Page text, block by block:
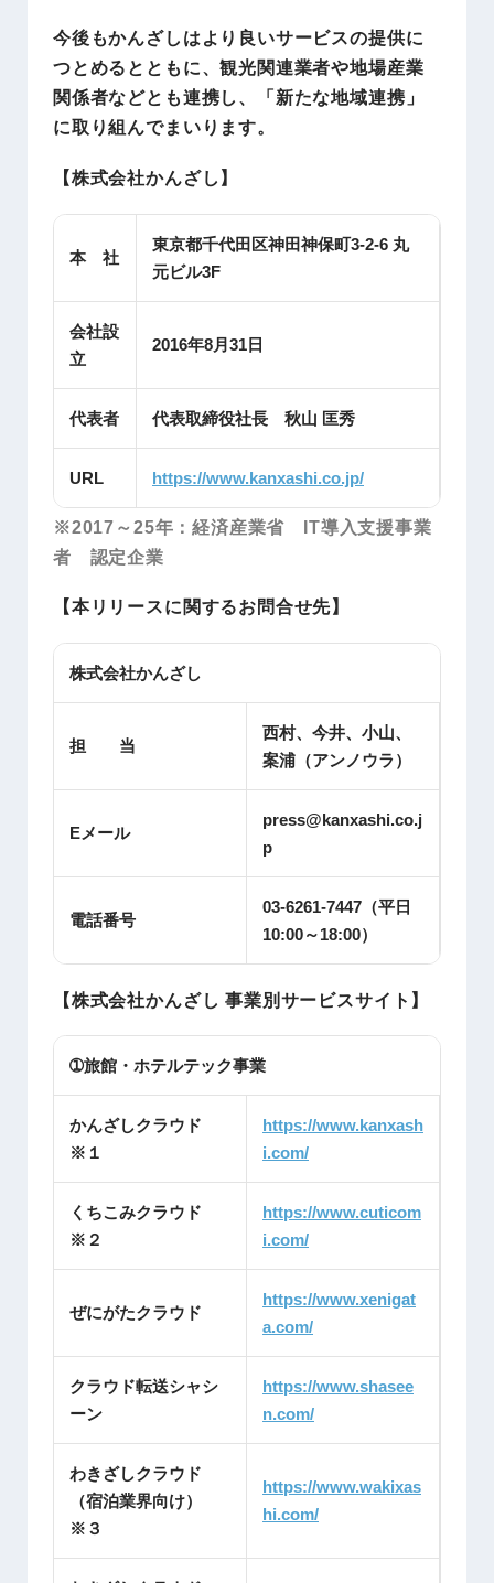
今後もかんざしはより良いサービスの提供に
つとめるとともに、観光関連業者や地場産業
関係者などとも連携し、「新たな地域連携」
に取り組んでまいります。
【株式会社かんざし】
本 社
東京都千代田区神田神保町3-2-6 丸
元ビル3F
会社設
立
2016年8月31日
代表者 代表取締役社長 秋山 匡秀
URL https://www.kanxashi.co.jp/
※2017～25年：経済産業省 IT導入支援事業
者 認定企業
【本リリースに関するお問合せ先】
株式会社かんざし
担 当
西村、今井、小山、
案浦（アンノウラ）
Eメール
press@kanxashi.co.j
p
電話番号
03-6261-7447（平日
10:00～18:00）
【株式会社かんざし 事業別サービスサイト】
➀旅館・ホテルテック事業
かんざしクラウド
※１
https://www.kanxash
i.com/
くちこみクラウド
※２
https://www.cuticom
i.com/
ぜにがたクラウド
https://www.xenigat
a.com/
クラウド転送シャシ
ーン
https://www.shasee
n.com/
わきざしクラウド
（宿泊業界向け）
※３
https://www.wakixas
hi.com/